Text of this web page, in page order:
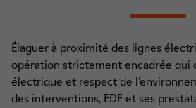
Élaguer à proximité des lignes
opération strictement encadrée qui
électrique et respect de
des interventions, EDF et ses